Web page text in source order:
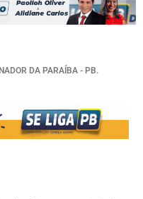
DA PARAÍBA - PB.